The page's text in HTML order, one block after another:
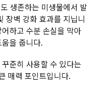
생존하는 미생물에서 발
장벽 강화 효과를 지닙니
하고 수분 손실을 막아
을 줍니다.
준히 사용할 수 있다는
매력 포인트입니다.